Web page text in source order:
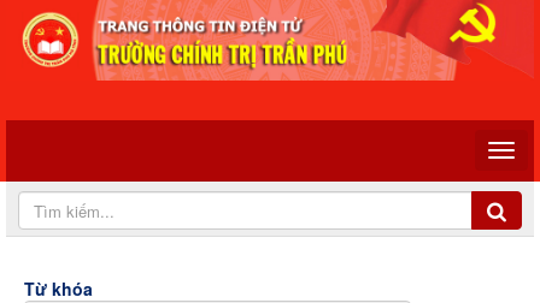
Từ khóa